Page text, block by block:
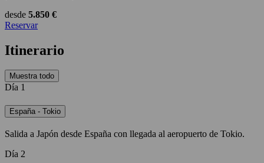
desde 5.850 €
Reservar
Itinerario
Muestra todo
Día 1
España - Tokio
Salida a Japón desde España con llegada al aeropuerto de Tokio.
Día 2